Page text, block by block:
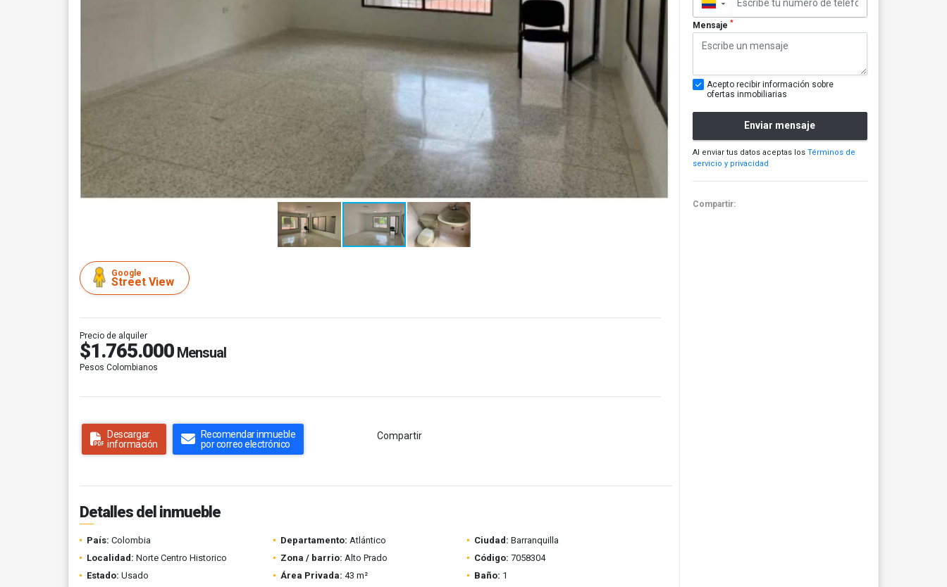
Google
Street View
Precio de alquiler
$1.765.000 Mensual
Pesos Colombianos
Descargar
información
Recomendar inmueble
por correo electrónico
Compartir
Detalles del inmueble
País: Colombia Departamento: Atlántico Ciudad: Barranquilla
Localidad: Norte Centro Historico Zona / barrio: Alto Prado Código: 7058304
Estado: Usado Área Privada: 43 m² Baño: 1
▼
Mensaje *
Acepto recibir información sobre
ofertas inmobiliarias
Enviar mensaje
Al enviar tus datos aceptas los Términos de
servicio y privacidad
Compartir: